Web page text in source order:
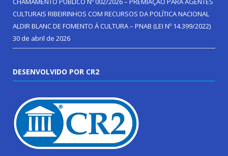
CULTURAIS RIBEIRINHOS COM RECURSOS DA POLÍTICA NACIONAL
ALDIR BLANC DE FOMENTO Á CULTURA – PNAB (LEI Nº 14.399/2022)
30 de abril de 2026
DESENVOLVIDO POR CR2